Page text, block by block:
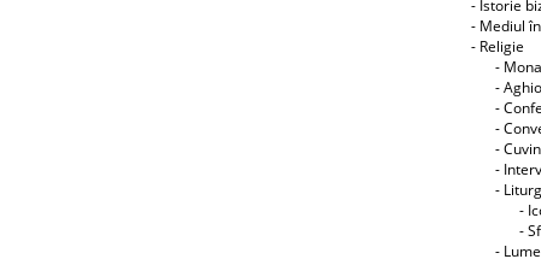
- Istorie
- Mediul
- Religie
-
-
-
-
-
-
-
-
-
-